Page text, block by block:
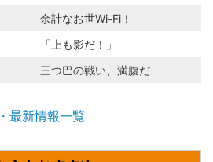
余計なお世Wi-Fi！
「上も影だ！」
三つ巴の戦い、満腹だ
最新情報一覧